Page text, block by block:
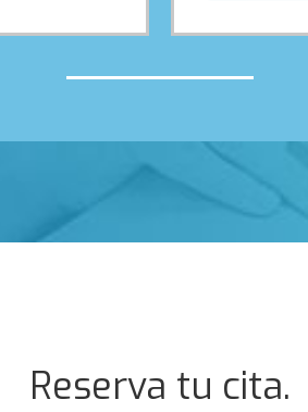
Reserva tu cita.